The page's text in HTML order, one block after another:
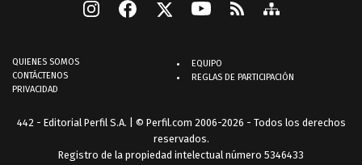
QUIENES SOMOS
CONTÁCTENOS
PRIVACIDAD
EQUIPO
REGLAS DE PARTICIPACIÓN
442 - Editorial Perfil S.A. | © Perfil.com 2006-2026 - Todos los derechos
reservados.
Registro de la propiedad intelectual número 5346433